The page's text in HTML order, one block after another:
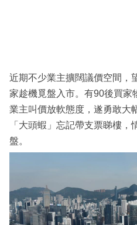
近期不少業主擴闊議價空間，
家趁機覓盤入市。有90後買家
業主叫價放軟態度，遂勇敢大
「大頭蝦」忘記帶支票睇樓
盤。